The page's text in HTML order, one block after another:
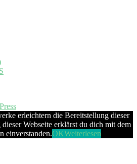
erleichtern die Bereitstellung dieser
Webseite erklärst du dich mit dem
einverstanden.OKWeiterlesen